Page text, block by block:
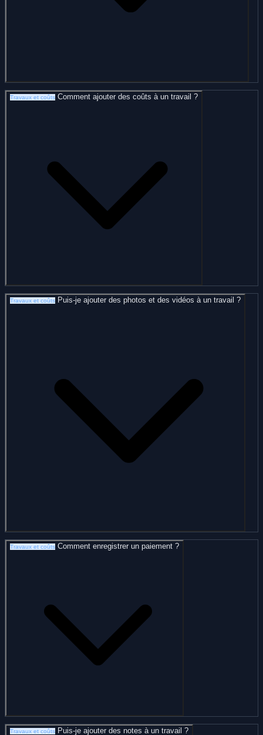
Travaux et coûts Comment ajouter des coûts à un travail ?
Travaux et coûts Puis-je ajouter des photos et des vidéos à un travail ?
Travaux et coûts Comment enregistrer un paiement ?
Travaux et coûts Puis-je ajouter des notes à un travail ?